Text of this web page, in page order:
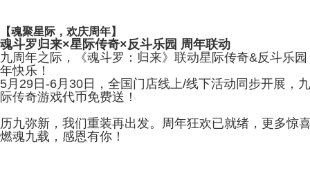
【魂聚星际，欢庆周年】
魂斗罗归来×星际传奇×反斗乐园 周年联动
九周年之际，《魂斗罗：归来》联动星际传奇&反斗乐
年快乐！
5月 29 日 -6月 30 日，全国门店线上/线下活动同步开展，
际传奇游戏代币免费送！
历九弥新，我们重装再出发。周年狂欢已就绪，更多惊
燃魂九载，感恩有你！